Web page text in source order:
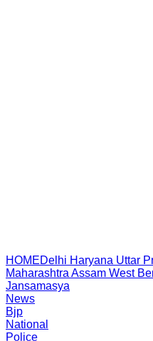
HOMEDelhi Haryana Uttar
Maharashtra Assam West
Jansamasya
News
Bjp
National
Police